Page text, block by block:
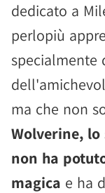
dedicato a
perlopiù
specialmente
ma che non
Wolverine,
non ha
magica e ha